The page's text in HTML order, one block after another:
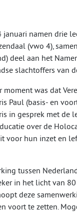
januari namen drie
(vwo 4),
deel aan het
slachtoffers van
moment was dat
Paul (basis- en
in gesprek met de
over de
voor hun inzet en
tussen
in het licht van
deze
voort te zetten.